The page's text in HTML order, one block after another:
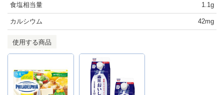
食塩相当量 1.1g
カルシウム 42mg
使用する商品